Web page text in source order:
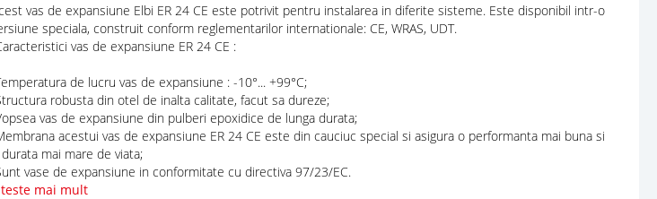
vas de expansiune Elbi ER 24 CE este potrivit pentru instalarea in diferite sisteme. Este disponibil intr-o
speciala, construit conform reglementarilor internationale: CE, WRAS, UDT.
vas de expansiune ER 24 CE :
de lucru vas de expansiune : -10°... +99°C;
robusta din otel de inalta calitate, facut sa dureze;
vas de expansiune din pulberi epoxidice de lunga durata;
acestui vas de expansiune ER 24 CE este din cauciuc special si asigura o performanta mai buna si
mai mare de viata;
vase de expansiune in conformitate cu directiva 97/23/EC.
mai mult